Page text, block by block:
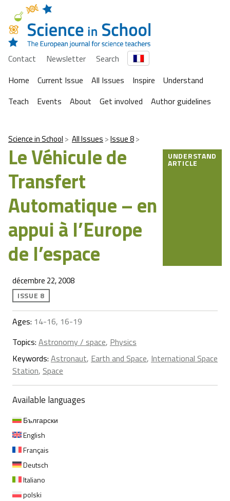
Contact Newsletter
Search
Home
Current Issue All Issues Inspire
Understand
Teach
Events About Get involved Author guidelines
Science in School All Issues Issue 8
Le Véhicule de
Transfert
Automatique – en
appui à l’Europe
de l’espace
UNDERSTAND
ARTICLE
décembre 22, 2008
ISSUE 8
Ages: 14-16, 16-19
Topics: Astronomy / space, Physics
Keywords: Astronaut, Earth and Space, International Space
Station, Space
Available languages
Български
English
Français
Deutsch
Italiano
polski